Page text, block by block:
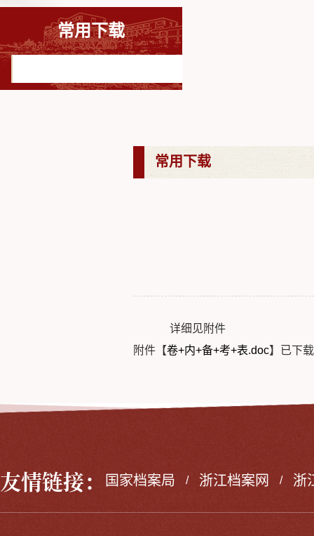
常用下载
常用下载
详细见附件
附件【卷+内+备+考+表.doc】已下载
友情链接： 国家档案局 / 浙江档案网 / 浙